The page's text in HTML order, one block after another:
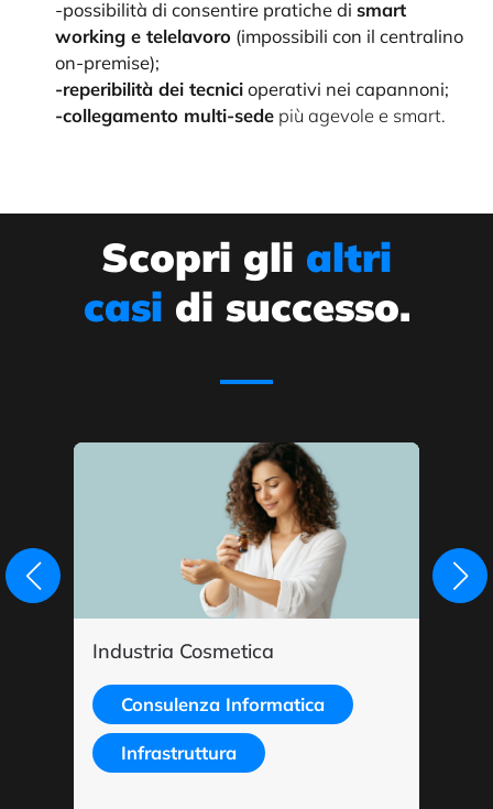
-possibilità di consentire pratiche di smart
working e telelavoro (impossibili con il centralino
on-premise);
-reperibilità dei tecnicioperativi nei capannoni;
-collegamento multi-sede più agevole e smart.
Scopri gli altri
casi di successo.
Industria Cosmetica
Consulenza Informatica
Infrastruttura